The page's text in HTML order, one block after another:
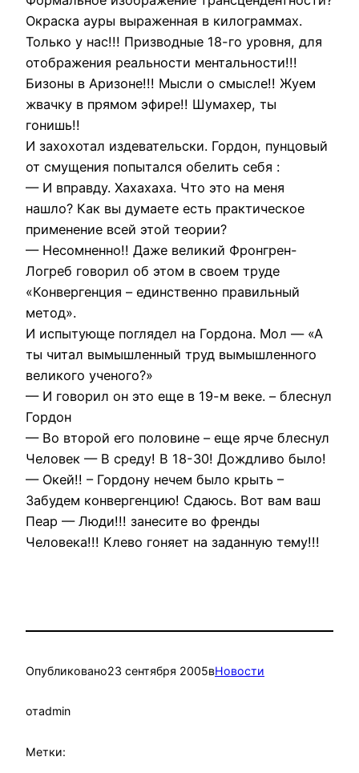
Окраска ауры выраженная в килограммах.
Только у нас!!! Призводные 18-го уровня, для
отображения реальности ментальности!!!
Бизоны в Аризоне!!! Мысли о смысле!! Жуем
жвачку в прямом эфире!! Шумахер, ты
гонишь!!
И захохотал издевательски. Гордон, пунцовый
от смущения попытался обелить себя :
— И вправду. Хахахаха. Что это на меня
нашло? Как вы думаете есть практическое
применение всей этой теории?
— Несомненно!! Даже великий Фронгрен-
Логреб говорил об этом в своем труде
«Конвергенция – единственно правильный
метод».
И испытующе поглядел на Гордона. Мол — «А
ты читал вымышленный труд вымышленного
великого ученого?»
— И говорил он это еще в 19-м веке. – блеснул
Гордон
— Во второй его половине – еще ярче блеснул
Человек — В среду! В 18-30! Дождливо было!
— Окей!! – Гордону нечем было крыть –
Забудем конвергенцию! Сдаюсь. Вот вам ваш
Пеар — Люди!!! занесите во френды
Человека!!! Клево гоняет на заданную тему!!!
Опубликовано23 сентября 2005вНовости
отadmin
Метки: